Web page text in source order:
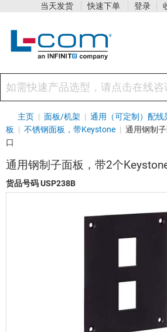
当天发货 快速下单 登录
主页 | 面板/机架 | 通用（可定制）配线
板
| 不锈钢面板，带Keystone | 通用钢制
口
通用钢制子面板，带2个
货品号码USP238B